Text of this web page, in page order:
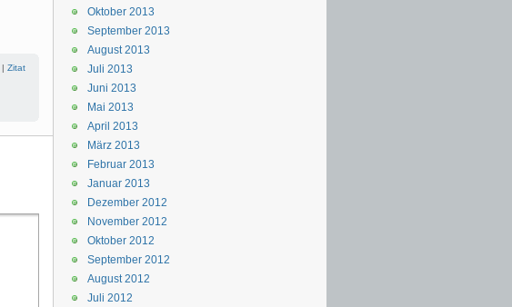
| Zitat
Oktober 2013
September 2013
August 2013
Juli 2013
Juni 2013
Mai 2013
April 2013
März 2013
Februar 2013
Januar 2013
Dezember 2012
November 2012
Oktober 2012
September 2012
August 2012
Juli 2012